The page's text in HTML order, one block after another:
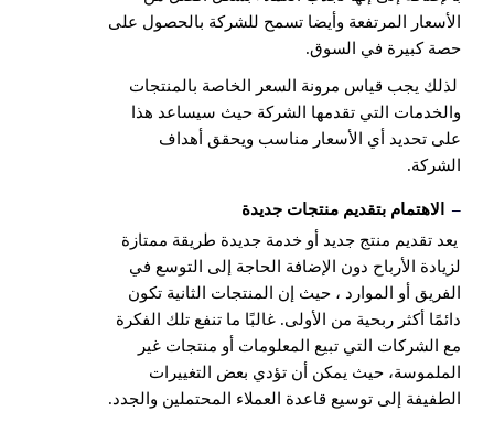
الأسعار المرتفعة وأيضا تسمح للشركة بالحصول على
حصة كبيرة في السوق.
لذلك يجب قياس مرونة السعر الخاصة بالمنتجات
والخدمات التي تقدمها الشركة حيث سيساعد هذا
على تحديد أي الأسعار مناسب ويحقق أهداف
الشركة.
–
الاهتمام بتقديم منتجات جديدة
يعد تقديم منتج جديد أو خدمة جديدة طريقة ممتازة
لزيادة الأرباح دون الإضافة الحاجة إلى التوسع في
الفريق أو الموارد ، حيث إن المنتجات الثانية تكون
دائمًا أكثر ربحية من الأولى. غالبًا ما تنفع تلك الفكرة
مع الشركات التي تبيع المعلومات أو منتجات غير
الملموسة، حيث يمكن أن تؤدي بعض التغييرات
الطفيفة إلى توسيع قاعدة العملاء المحتملين والجدد.